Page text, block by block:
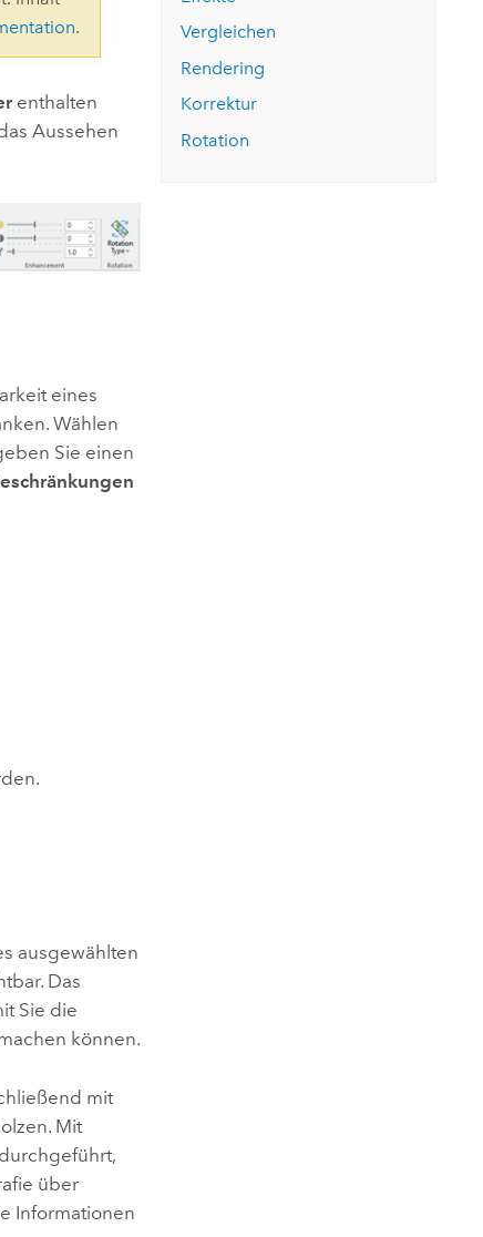
aktivieren Sie eine kostenfreie Testversion.
ArcGIS Pro erkunden
Den Kurs erkunden
Die Story lesen
.
enthalten
Aussehen
eines
Wählen
Sie einen
ausgewählten
Das
Sie die
können.
mit
Mit
über
Informationen
Vergleichen
Rendering
Korrektur
Rotation